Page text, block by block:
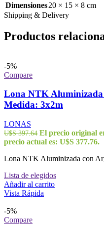
Dimensiones20 × 15 × 8 cm
Shipping & Delivery
Productos
-5%
Compare
Lona NTK Aluminizada
Medida: 3x2m
LONAS
U$S397.64 El precio original
precio actual es: U$S 377.76.
Lona NTK Aluminizada con
Lista de elegidos
Añadir al carrito
Vista Rápida
-5%
Compare